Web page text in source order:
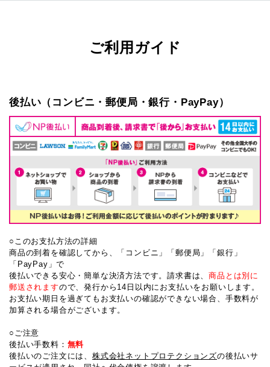
ご利用ガイド
後払い（コンビニ・郵便局・銀行・PayPay）
○このお支払方法の詳細
商品の到着を確認してから、「コンビニ」「郵便局」「銀行」
「PayPay」で
後払いできる安心・簡単な決済方法です。請求書は、商品とは別に
郵送されますので、発行から14日以内にお支払いをお願いします。
お支払い期日を過ぎてもお支払いの確認ができない場合、手数料が
加算される場合がございます。
○ご注意
後払い手数料： 無料
後払いのご注文には、 株式会社ネットプロテクションズの後払いサ